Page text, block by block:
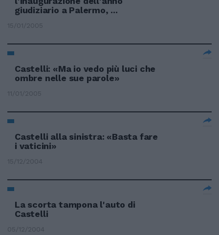
giudiziario a Palermo, ...
15/01/2005
Castelli: «Ma io vedo più luci che
ombre nelle sue parole»
11/01/2005
Castelli alla sinistra: «Basta fare
i vaticini»
15/12/2004
La scorta tampona l'auto di
Castelli
05/12/2004